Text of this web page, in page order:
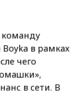
команду
в рамках
чего
в сети. В